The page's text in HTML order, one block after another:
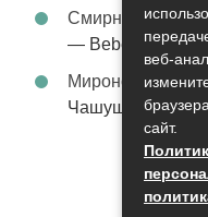
Смирнова
— Bebe Confort
Миронов
Чашушули
веб-
сайт.